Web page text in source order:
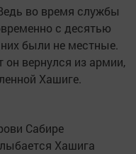
во время службы
с десятью
были не местные.
он вернулся из армии,
Хашиге.
Сабире
Хашига